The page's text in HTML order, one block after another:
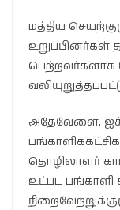
மத்திய
உறுப்பினர்கள்
பெற்றவர்களாக
அதேவேளை,
தொழிலாளர்
உட்பட